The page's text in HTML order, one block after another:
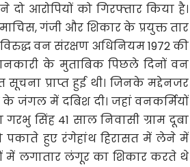
आरोपियों को गिरफ्तार किया है।
गंजी और शिकार के प्रयुक्त तार
वन संरक्षण अधिनियम 1972 की
के मुताबिक पिछले दिनों वन
प्राप्त हुई थी। जिनके मद्देनजर
जंगल में दबिश दी। जहां वनकर्मियों
सिंह 41 साल निवासी ग्राम दूबा
हुए रंगेहांथ हिरासत में लेने में
में लगातार लंगूर का शिकार करते थे